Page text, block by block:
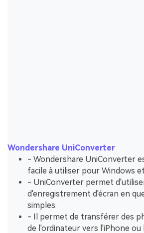
Wondershare UniConverter
- Wondershare UniConverter
facile à utiliser pour Windows
- UniConverter permet
d'enregistrement d'écran en
simples.
- Il permet de transférer des
de l'ordinateur vers l'iPhone ou